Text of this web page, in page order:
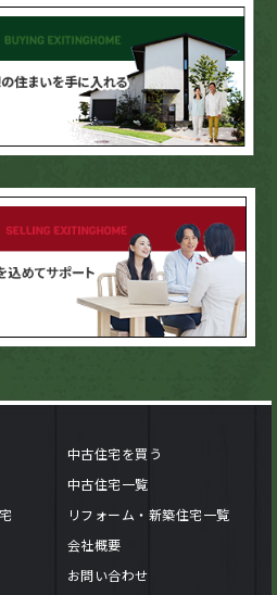
中古住宅を買う
中古住宅一覧
リフォーム・新築住宅一覧
会社概要
お問い合わせ